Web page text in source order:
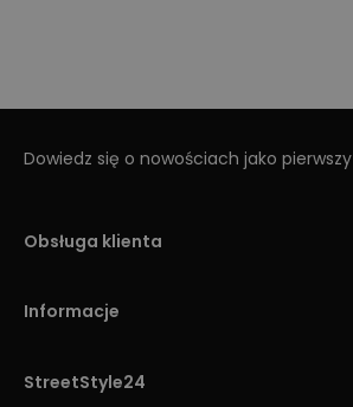
Dowiedz się o nowościach jako pierwszy
Obsługa klienta
Informacje
StreetStyle24